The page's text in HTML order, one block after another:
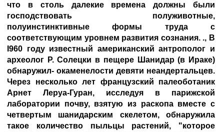
что в столь далекие времена должны были
господствовать полуживотные,
полуинстинктивные формы труда с
соответствующим уровнем развития сознания. ., В
I960 году известный американский антрополог и
археолог Р. Солецки в пещере Шанидар (в Ираке)
обнаружил- окаменелости девяти неандертальцев.
Через несколько лет французский палеоботаник
Арнет Леруа-Гуран, исследуя в парижской
лаборатории почву, взятую из раскопа вместе с
четвертым шанидарским скелетом, обнаружила
такое количество пыльцы растений, "которое